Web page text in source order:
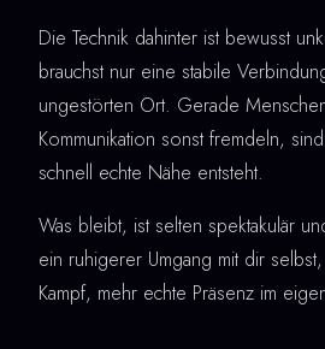
Die Technik dahinter ist bewusst
brauchst nur eine stabile
ungestörten Ort. Gerade
Kommunikation sonst fremdeln,
schnell echte Nähe entsteht.
Was bleibt, ist selten spektakulär
ein ruhigerer Umgang mit dir
Kampf, mehr echte Präsenz im